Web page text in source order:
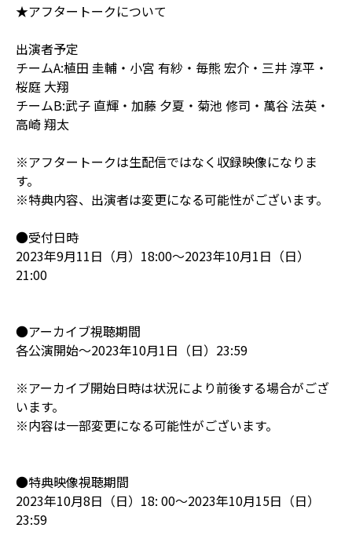
★アフタートークについて
出演者予定
チームA:植田 圭輔・小宮 有紗・毎熊 宏介・三井 淳平・
桜庭 大翔
チームB:武子 直輝・加藤 夕夏・菊池 修司・萬谷 法英・
高崎 翔太
※アフタートークは生配信ではなく収録映像になりま
す。
※特典内容、出演者は変更になる可能性がございます。
●受付日時
2023年9月11日（月）18:00～2023年10月1日（日）
21:00
●アーカイブ視聴期間
各公演開始～2023年10月1日（日）23:59
※アーカイブ開始日時は状況により前後する場合がござ
います。
※内容は一部変更になる可能性がございます。
●特典映像視聴期間
2023年10月8日（日）18: 00～2023年10月15日（日）
23:59